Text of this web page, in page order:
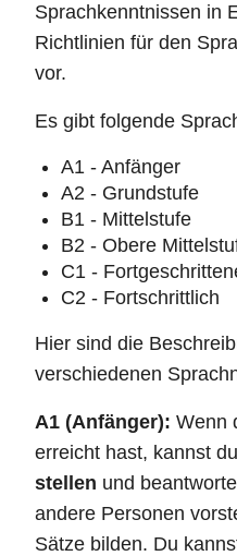
Sprachkenntnissen in
Richtlinien für den
vor.
Es gibt folgende
A1 - Anfänger
A2 - Grundstufe
B1 - Mittelstufe
B2 - Obere
C1 -
C2 - Fortschrittlich
Hier sind die
verschiedenen
A1 (Anfänger): Wenn
erreicht hast, kannst du
stellen und
andere Personen
Sätze bilden. Du